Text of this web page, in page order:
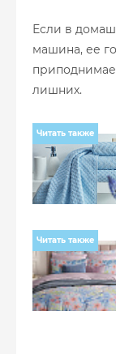
Если в
машина, ее
лишних.
Читать также
Читать также